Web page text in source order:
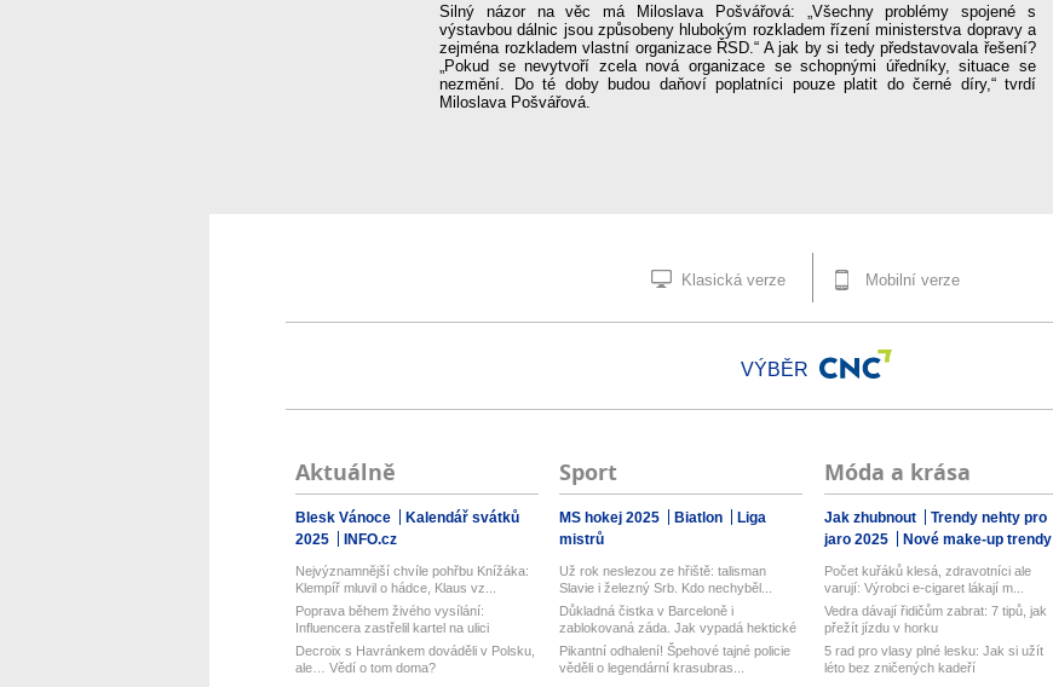
Silný názor na věc má Miloslava Pošvářová: „Všechny problémy spojené s
výstavbou dálnic jsou způsobeny hlubokým rozkladem řízení ministerstva dopravy a
zejména rozkladem vlastní organizace ŘSD.“ A jak by si tedy představovala řešení?
„Pokud se nevytvoří zcela nová organizace se schopnými úředníky, situace se
nezmění. Do té doby budou daňoví poplatníci pouze platit do černé díry,“ tvrdí
Miloslava Pošvářová.
Klasická verze Mobilní verze
VÝBĚR
Aktuálně
Blesk Vánoce
Kalendář svátků
2025
INFO.cz
Nejvýznamnější chvíle pohřbu Knížáka:
Klempíř mluvil o hádce, Klaus vz...
Poprava během živého vysílání:
Influencera zastřelil kartel na ulici
Decroix s Havránkem dováděli v Polsku,
ale… Vědí o tom doma?
Sport
MS hokej 2025 Biatlon
Liga
mistrů
Už rok neslezou ze hřiště: talisman
Slavie i železný Srb. Kdo nechyběl...
Důkladná čistka v Barceloně i
zablokovaná záda. Jak vypadá hektické
lé...
Pikantní odhalení! Špehové tajné policie
věděli o legendární krasubras...
Móda a krása
Jak zhubnout
Trendy nehty pro
jaro 2025
Nové make-up trendy
Počet kuřáků klesá, zdravotníci ale
varují: Výrobci e-cigaret lákají m...
Vedra dávají řidičům zabrat: 7 tipů, jak
přežít jízdu v horku
5 rad pro vlasy plné lesku: Jak si užít
léto bez zničených kadeří